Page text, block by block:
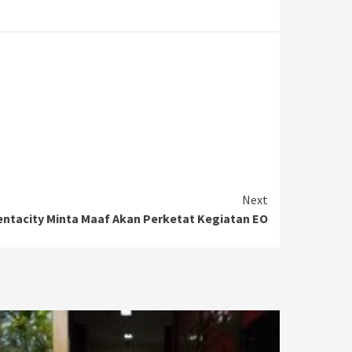
Next
Minta Maaf Akan Perketat Kegiatan EO